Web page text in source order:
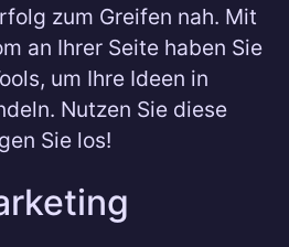
zum Greifen nah. Mit
an Ihrer Seite haben Sie
um Ihre Ideen in
Nutzen Sie diese
Sie los!